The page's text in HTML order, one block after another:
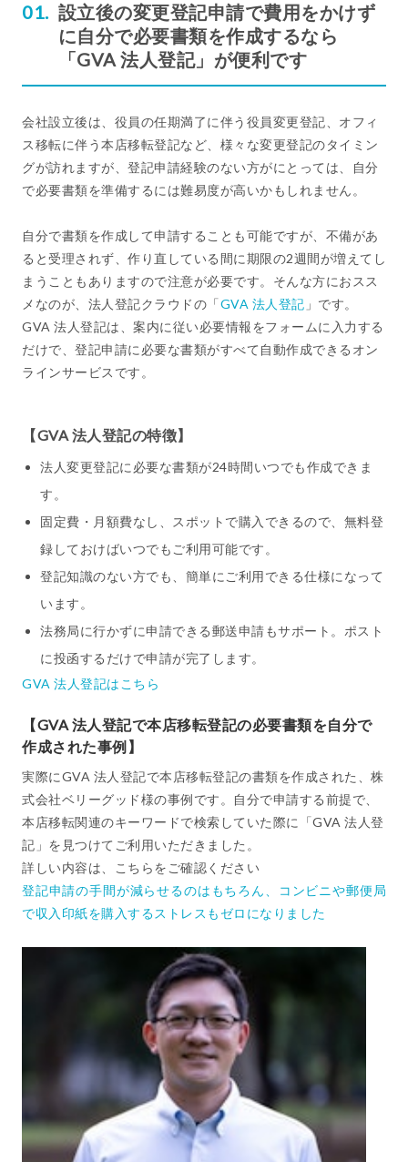
設立後の変更登記申請で費用をかけず
に自分で必要書類を作成するなら
「GVA 法人登記」が便利です
会社設立後は、役員の任期満了に伴う役員変更登記、オフィ
ス移転に伴う本店移転登記など、様々な変更登記のタイミン
グが訪れますが、登記申請経験のない方がにとっては、自分
で必要書類を準備するには難易度が高いかもしれません。
自分で書類を作成して申請することも可能ですが、不備があ
ると受理されず、作り直している間に期限の2週間が増えてし
まうこともありますので注意が必要です。そんな方におスス
メなのが、法人登記クラウドの「GVA 法人登記 」です。
GVA 法人登記は、案内に従い必要情報をフォームに入力する
だけで、登記申請に必要な書類がすべて自動作成できるオン
ラインサービスです。
【GVA 法人登記の特徴】
法人変更登記に必要な書類が24時間いつでも作成できま
す。
固定費・月額費なし、スポットで購入できるので、無料登
録しておけばいつでもご利用可能です。
登記知識のない方でも、簡単にご利用できる仕様になって
います。
法務局に行かずに申請できる郵送申請もサポート。ポスト
に投函するだけで申請が完了します。
GVA 法人登記はこちら
【GVA 法人登記で本店移転登記の必要書類を自分で
作成された事例】
実際にGVA 法人登記で本店移転登記の書類を作成された、株
式会社ベリーグッド様の事例です。自分で申請する前提で、
本店移転関連のキーワードで検索していた際に「GVA 法人登
記」を見つけてご利用いただきました。
詳しい内容は、こちらをご確認ください
登記申請の手間が減らせるのはもちろん、コンビニや郵便局
で収入印紙を購入するストレスもゼロになりました